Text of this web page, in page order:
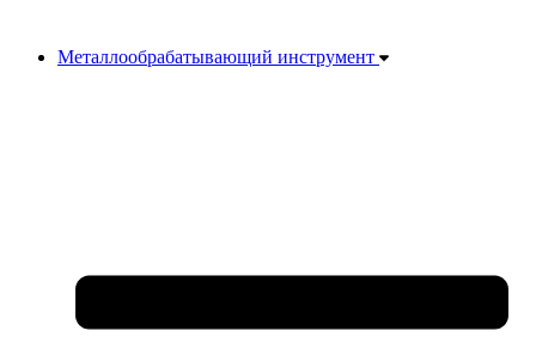
Металлообрабатывающий инструмент